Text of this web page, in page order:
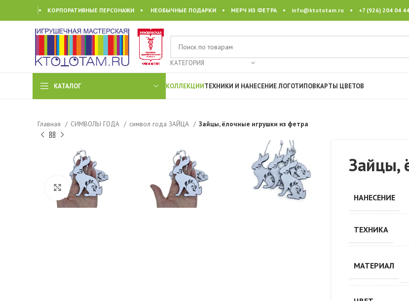
• КОРПОРАТИВНЫЕ ПЕРСОНАЖИ • НЕОБЫЧНЫЕ ПОДАРКИ • МЕРЧ ИЗ ФЕТРА • info@ktototam.ru • +7 (926) 204 04
КАТЕГОРИЯ
КАТАЛОГ КОЛЛЕКЦИИТЕХНИКИ И НАНЕСЕНИЕ ЛОГОТИПОВКАРТЫ ЦВЕТОВ
Главная СИМВОЛЫ ГОДА символ года ЗАЙЦА Зайцы, ёлочные игрушки из фетра
Click to enlarge
Зайцы,
НАНЕСЕНИЕ
ТЕХНИКА
МАТЕРИАЛ